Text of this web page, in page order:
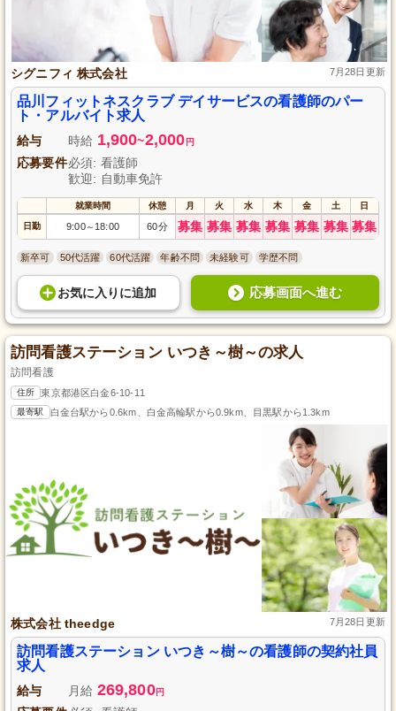
シグニフィ 株式会社 7月28日更新
品川フィットネスクラブ デイサービスの看護師のパー
ト・アルバイト求人
給与 時給 1,900~2,000 円
応募要件必須: 看護師
歓迎: 自動車免許
就業時間 休憩 月 火 水 木 金 土 日
日勤 9:00～ 18:00 60分 募集 募集 募集 募集 募集 募集 募集
新卒可 50代活躍 60代活躍 年齢不問 未経験可 学歴不問
お気に入り に追加 応募画面へ進む
訪問看護ステーション いつき～樹～の求人
訪問看護
住所 東京都港区白金6-10-11
最寄駅 白金台駅から0.6km、白金高輪駅から0.9km、目黒駅から1.3km
株式会社 theedge 7月28日更新
訪問看護ステーション いつき～樹～の看護師の契約社員
求人
給与 月給 269,800円